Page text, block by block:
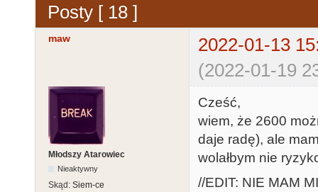
Posty [ 18 ]
maw
2022-01-13
(2022-01-19
Młodszy Atarowiec
Nieaktywny
Skąd: Siem-ce
Cześć,
wiem, że 2600
daje radę), ale
wolałbym nie
//EDIT: NIE MAM